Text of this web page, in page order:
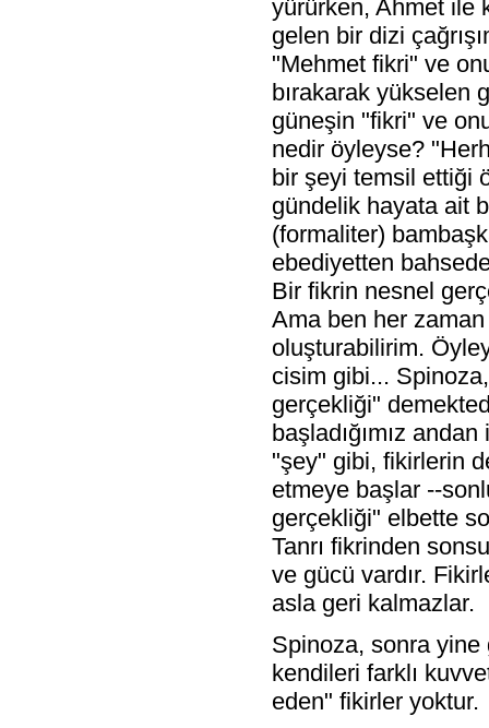
yürürken, Ahmet ile
gelen bir dizi
"Mehmet fikri" ve
bırakarak yükselen
güneşin "fikri" ve
nedir öyleyse?
bir şeyi temsil ettiği
gündelik hayata ait
(formaliter)
ebediyetten
Bir fikrin nesnel
Ama ben her
oluşturabilirim.
cisim gibi...
gerçekliği"
başladığımız
"şey" gibi, fikirlerin
etmeye başlar --
gerçekliği" elbette
Tanrı fikrinden
ve gücü vardır.
asla geri kalmazlar.
Spinoza, sonra yine
kendileri farklı
eden" fikirler yoktur.